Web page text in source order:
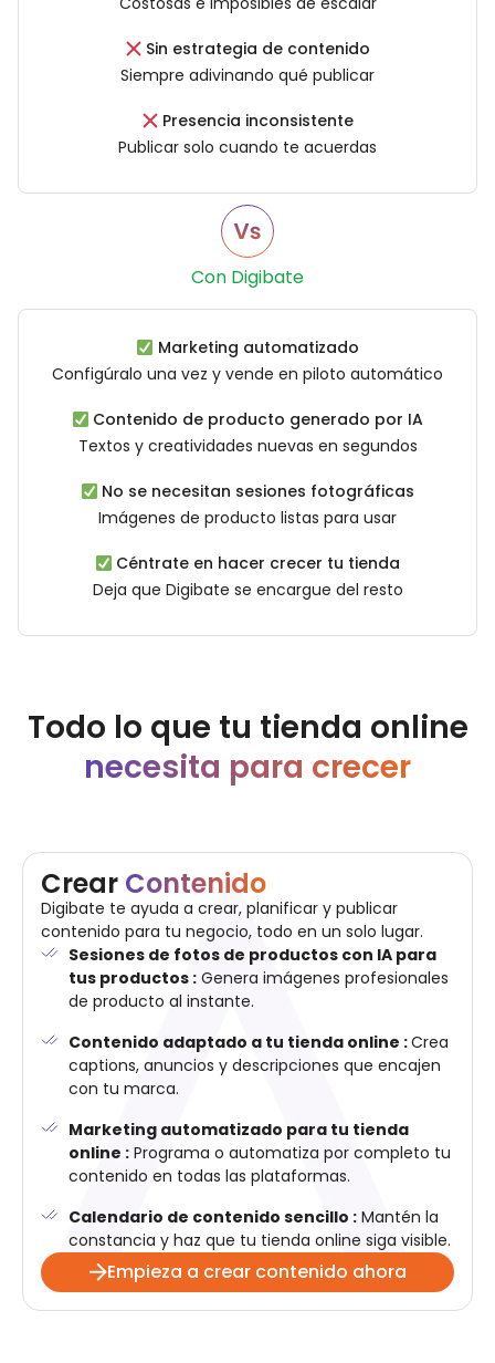
Sin estrategia de contenido
Siempre adivinando qué publicar
Presencia inconsistente
Publicar solo cuando te acuerdas
Con Digibate
Marketing automatizado
Configúralo una vez y vende en piloto automático
Contenido de producto generado por IA
Textos y creatividades nuevas en segundos
No se necesitan sesiones fotográficas
Imágenes de producto listas para usar
Céntrate en hacer crecer tu tienda
Deja que Digibate se encargue del resto
Todo lo que tu tienda online
necesita para crecer
Crear Contenido
Digibate te ayuda a crear, planificar y publicar
contenido para tu negocio, todo en un solo lugar.
Sesiones de fotos de productos con IA para
tus productos : Genera imágenes profesionales
de producto al instante.
Contenido adaptado a tu tienda online :Crea
captions, anuncios y descripciones que encajen
con tu marca.
Marketing automatizado para tu tienda
online : Programa o automatiza por completo tu
contenido en todas las plataformas.
Calendario de contenido sencillo : Mantén la
constancia y haz que tu tienda online siga visible.
Empieza a crear contenido ahora